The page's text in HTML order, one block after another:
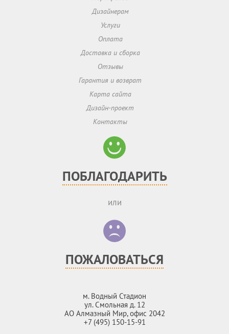
Дизайнерам
Услуги
Оплата
Доставка и сборка
Отзывы
Гарантия и возврат
Карта сайта
Дизайн-проект
Контакты
ПОБЛАГОДАРИТЬ
или
ПОЖАЛОВАТЬСЯ
м. Водный Стадион
ул. Смольная д. 12
АО Алмазный Мир, офис 2042
+7 (495) 150-15-91